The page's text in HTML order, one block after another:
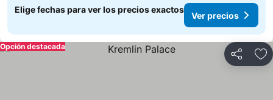
Elige fechas para ver los precios exactos
Ver precios
Compartir
Opción destacada